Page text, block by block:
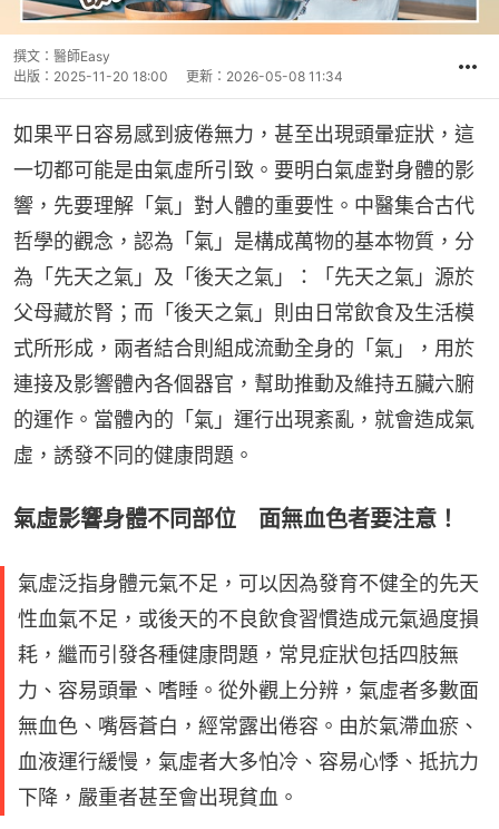
撰文： 醫師Easy
出版： 2025-11-20 18:00 更新： 2026-05-08 11:34
如果平日容易感到疲倦無力，甚至出現頭暈症狀，這
一切都可能是由氣虛所引致。要明白氣虛對身體的影
響，先要理解「氣」對人體的重要性。中醫集合古代
哲學的觀念，認為「氣」是構成萬物的基本物質，分
為「先天之氣」及「後天之氣」：「先天之氣」源於
父母藏於腎；而「後天之氣」則由日常飲食及生活模
式所形成，兩者結合則組成流動全身的「氣」，用於
連接及影響體內各個器官，幫助推動及維持五臟六腑
的運作。當體內的「氣」運行出現紊亂，就會造成氣
虛，誘發不同的健康問題。
氣虛影響身體不同部位 面無血色者要注意！
氣虛泛指身體元氣不足，可以因為發育不健全的先天
性血氣不足，或後天的不良飲食習慣造成元氣過度損
耗，繼而引發各種健康問題，常見症狀包括四肢無
力、容易頭暈、嗜睡。從外觀上分辨，氣虛者多數面
無血色、嘴唇蒼白，經常露出倦容。由於氣滯血瘀、
血液運行緩慢，氣虛者大多怕冷、容易心悸、抵抗力
下降，嚴重者甚至會出現貧血。